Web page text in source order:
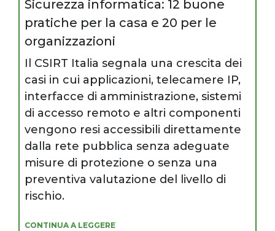
Sicurezza informatica: 12 buone
pratiche per la casa e 20 per le
organizzazioni
Il CSIRT Italia segnala una crescita dei
casi in cui applicazioni, telecamere IP,
interfacce di amministrazione, sistemi
di accesso remoto e altri componenti
vengono resi accessibili direttamente
dalla rete pubblica senza adeguate
misure di protezione o senza una
preventiva valutazione del livello di
rischio.
CONTINUA A LEGGERE